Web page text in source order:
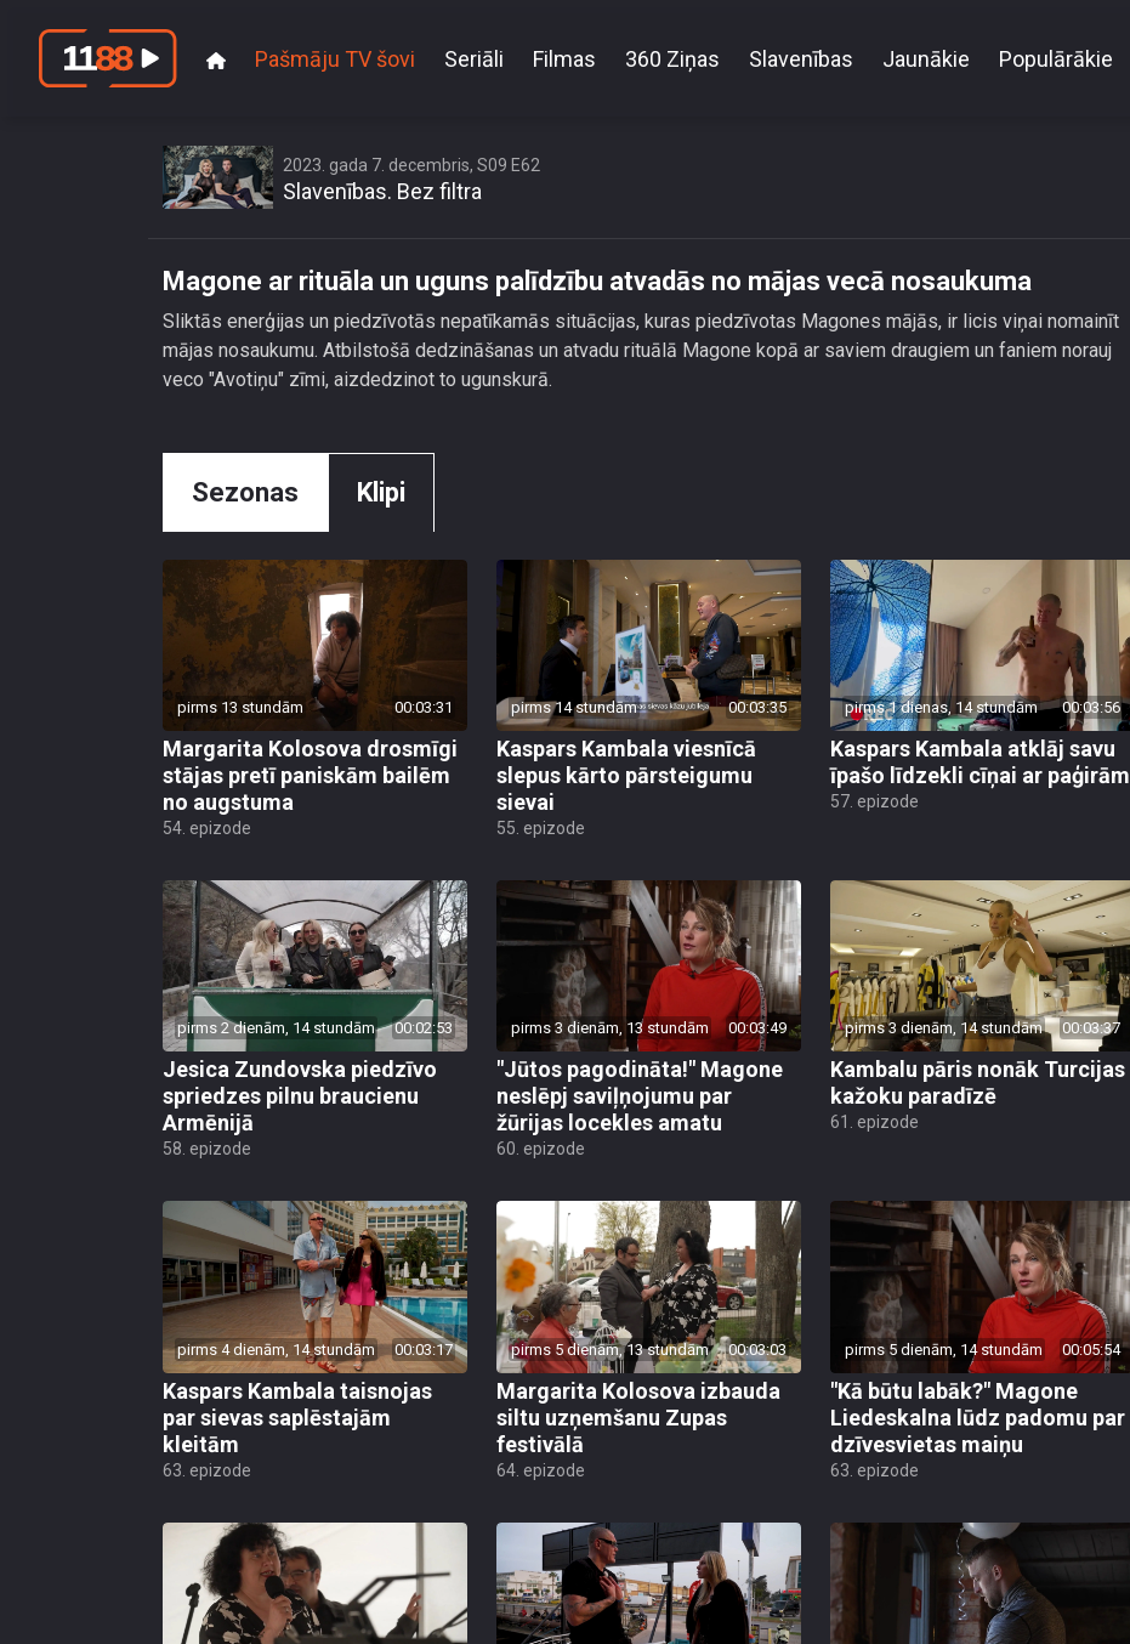
Pašmāju TV šovi Seriāli Filmas 360 Ziņas Slavenības Jaunākie Populārākie
2023. gada 7. decembris, S09 E62
Slavenības. Bez filtra
Magone ar rituāla un uguns palīdzību atvadās no mājas vecā nosaukuma
Sliktās enerģijas un piedzīvotās nepatīkamās situācijas, kuras piedzīvotas Magones mājās, ir licis viņai nomainīt
mājas nosaukumu. Atbilstošā dedzināšanas un atvadu rituālā Magone kopā ar saviem draugiem un faniem norauj
veco "Avotiņu" zīmi, aizdedzinot to ugunskurā.
Sezonas Klipi
pirms 13 stundām 00:03:31
Margarita Kolosova drosmīgi
stājas pretī paniskām bailēm
no augstuma
54. epizode
pirms 14 stundām 00:03:35
Kaspars Kambala viesnīcā
slepus kārto pārsteigumu
sievai
55. epizode
pirms 1 dienas, 14 stundām 00:03:56
Kaspars Kambala atklāj savu
īpašo līdzekli cīņai ar paģirām
57. epizode
pirms 2 dienām, 14 stundām 00:02:53
Jesica Zundovska piedzīvo
spriedzes pilnu braucienu
Armēnijā
58. epizode
pirms 3 dienām, 13 stundām 00:03:49
"Jūtos pagodināta!" Magone
neslēpj saviļņojumu par
žūrijas locekles amatu
60. epizode
pirms 3 dienām, 14 stundām 00:03:37
Kambalu pāris nonāk Turcijas
kažoku paradīzē
61. epizode
pirms 4 dienām, 14 stundām 00:03:17
Kaspars Kambala taisnojas
par sievas saplēstajām
kleitām
63. epizode
pirms 5 dienām, 13 stundām 00:03:03
Margarita Kolosova izbauda
siltu uzņemšanu Zupas
festivālā
64. epizode
pirms 5 dienām, 14 stundām 00:05:54
"Kā būtu labāk?" Magone
Liedeskalna lūdz padomu par
dzīvesvietas maiņu
63. epizode